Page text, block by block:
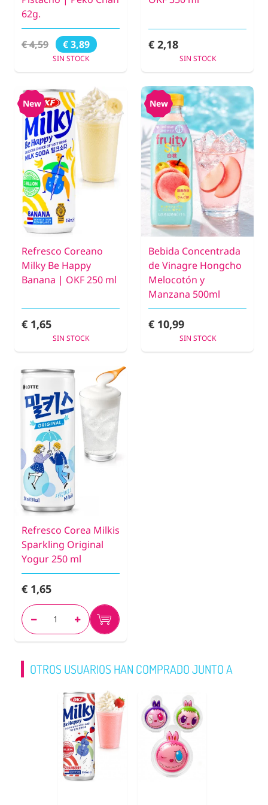
62g.
€ 4,59 € 3,89
SIN STOCK
€ 2,18
SIN STOCK
New
Refresco Coreano
Milky Be Happy
Banana | OKF 250 ml
€ 1,65
SIN STOCK
New
Bebida Concentrada
de Vinagre Hongcho
Melocotón y
Manzana 500ml
€ 10,99
SIN STOCK
Refresco Corea Milkis
Sparkling Original
Yogur 250 ml
€ 1,65
OTROS USUARIOS HAN COMPRADO JUNTO A